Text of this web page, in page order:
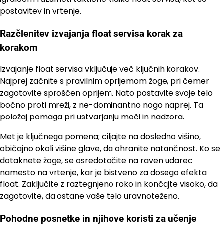
postavitev in vrtenje.
Razčlenitev izvajanja float servisa korak za
korakom
Izvajanje float servisa vključuje več ključnih korakov.
Najprej začnite s pravilnim oprijemom žoge, pri čemer
zagotovite sproščen oprijem. Nato postavite svoje telo
bočno proti mreži, z ne-dominantno nogo naprej. Ta
položaj pomaga pri ustvarjanju moči in nadzora.
Met je ključnega pomena; ciljajte na dosledno višino,
običajno okoli višine glave, da ohranite natančnost. Ko se
dotaknete žoge, se osredotočite na raven udarec
namesto na vrtenje, kar je bistveno za dosego efekta
float. Zaključite z raztegnjeno roko in končajte visoko, da
zagotovite, da ostane vaše telo uravnoteženo.
Pohodne posnetke in njihove koristi za učenje